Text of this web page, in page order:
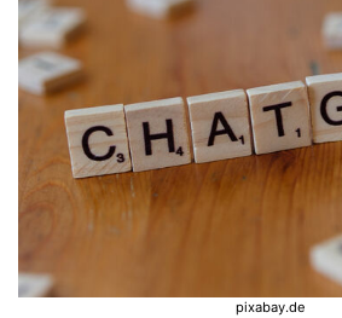
pixabay.de